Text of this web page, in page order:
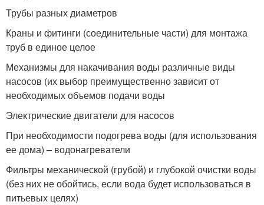
Трубы разных диаметров
Краны и фитинги (соединительные части) для монтажа
труб в единое целое
Механизмы для накачивания воды различные виды
насосов (их выбор преимущественно зависит от
необходимых объемов подачи воды
Электрические двигатели для насосов
При необходимости подогрева воды (для использования
ее дома) – водонагреватели
Фильтры механической (грубой) и глубокой очистки воды
(без них не обойтись, если вода будет использоваться в
питьевых целях)